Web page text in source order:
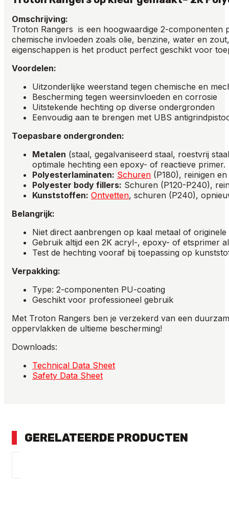
Omschrijving:
Troton Rangers is een hoogwaardige 2-componenten
chemische invloeden zoals olie, benzine, water en
eigenschappen is het product perfect geschikt voor
Voordelen:
Uitzonderlijke weerstand tegen chemische en
Bescherming tegen weersinvloeden en corrosie
Uitstekende hechting op diverse ondergronden
Eenvoudig aan te brengen met UBS
Toepasbare ondergronden:
Metalen (staal, gegalvaniseerd staal, roestvrij
optimale hechting een epoxy- of reactieve primer.
Polyesterlaminaten: Schuren (P180), reinigen
Polyester body fillers: Schuren (P120-P240),
Kunststoffen: Ontvetten, schuren (P240),
Belangrijk:
Niet direct aanbrengen op kaal metaal of
Gebruik altijd een 2K acryl-, epoxy- of etsprimer
Test de hechting vooraf bij toepassing op
Verpakking:
Type: 2-componenten PU-coating
Geschikt voor professioneel gebruik
Met Troton Rangers ben je verzekerd van een
oppervlakken de ultieme bescherming!
Downloads:
Technical Data Sheet
Safety Data Sheet
GERELATEERDE PRODUCTEN